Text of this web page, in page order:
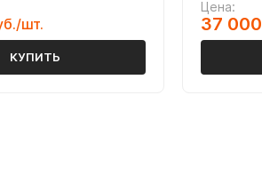
шт.
КУПИТЬ
Цена:
37 000